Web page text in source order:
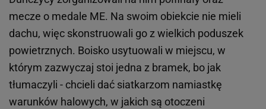
mecze o medale ME. Na swoim obiekcie nie mieli
dachu, więc skonstruowali go z wielkich poduszek
powietrznych. Boisko usytuowali w miejscu, w
którym zazwyczaj stoi jedna z bramek, bo jak
tłumaczyli - chcieli dać siatkarzom namiastkę
warunków halowych, w jakich są otoczeni